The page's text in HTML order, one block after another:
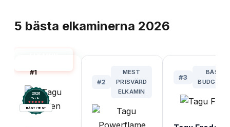
5 bästa elkaminerna 2026
#1
2026
Testix.
BÄST I TEST
#2
MEST
PRISVÄRD
ELKAMIN
#3
BÄSTA